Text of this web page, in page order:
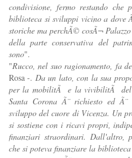
condivisione, fermo restando
biblioteca si sviluppi vicino a dove
storiche ma perchÃ© cosÃ¬
della parte conservativa del
sono".
"Rucco, nel suo ragionamento, fa
Rosa -. Da un lato, con la sua
per la mobilitÃ e la vivibilitÃ
Santa Corona Ã¨ richiesto ed
sviluppo del cuore di Vicenza. Un
si sostiene con i ricavi propri,
finanziari straordinari. Dall'altro,
che si poteva finanziare la